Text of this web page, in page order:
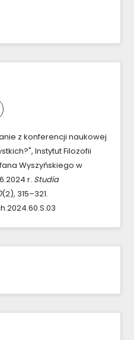
z konferencji naukowej
Instytut Filozofii
Wyszyńskiego w
r. Studia
(2), 315–321.